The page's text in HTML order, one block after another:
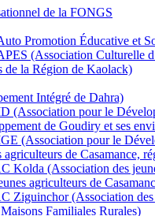
de la FONGS
Promotion Éducative et
(Association Culturelle
la Région de Kaolack)
Intégré de Dahra)
(Association pour le
de Goudiry et ses
(Association pour le
de Casamance,
Kolda (Association des
agriculteurs de
Ziguinchor (Association
Familiales Rurales)